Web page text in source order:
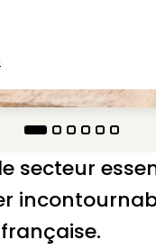
secteur